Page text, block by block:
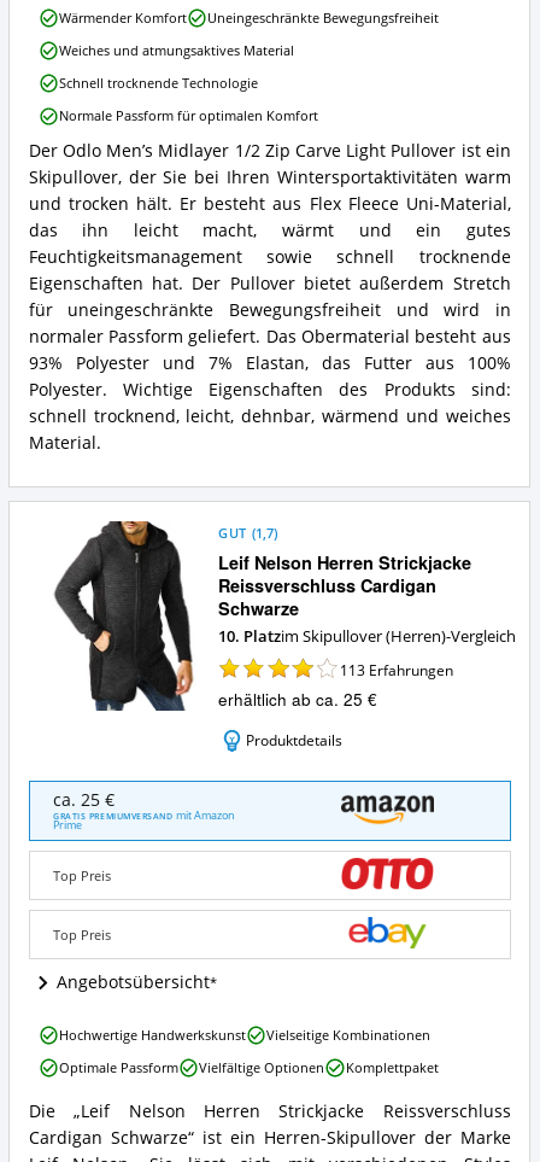
dieser
Skipullover
(Herren)
erhältlich?
Odlo
Herren
Midlayer
1/2
Zip
Carve
Light
Pullover
Zusammenfassung:
Was
bietet
dieser
Skipullover
(Herren)?
Der Odlo Men’s Midlayer 1/2 Zip Carve Light Pullover ist ein
Skipullover, der Sie bei Ihren Wintersportaktivitäten warm
und trocken hält. Er besteht aus Flex Fleece Uni-Material,
das ihn leicht macht, wärmt und ein gutes
Feuchtigkeitsmanagement sowie schnell trocknende
Eigenschaften hat. Der Pullover bietet außerdem Stretch
für uneingeschränkte Bewegungsfreiheit und wird in
normaler Passform geliefert. Das Obermaterial besteht aus
93% Polyester und 7% Elastan, das Futter aus 100%
Polyester. Wichtige Eigenschaften des Produkts sind:
schnell trocknend, leicht, dehnbar, wärmend und weiches
Material.
Odlo
Herren
Midlayer
1/2
Zip
Carve
Light
Pullover
Vorteile:
Was
spricht
für
diesen
Skipullover
(Herren)?
Wärmender Komfort
Uneingeschränkte Bewegungsfreiheit
Weiches und atmungsaktives Material
Schnell trocknende Technologie
Normale Passform für optimalen Komfort
Leif Nelson Herren Strickjacke
Reissverschluss Cardigan
Schwarze
GUT (1,7)
10. Platzim Skipullover (Herren)-Vergleich
113 Erfahrungen
erhältlich ab ca. 25 €
Produktdetails
Leif
Nelson
Herren
Strickjacke
Reissverschluss
Cardigan
Angebote:
Wo
ist
Skipullover
(Herren)
erhältlich?
ca. 25 €
GRATIS PREMIUMVERSAND mit Amazon
Prime
Top Preis
Top Preis
Angebotsübersicht
Leif
Nelson
Die „Leif Nelson Herren Strickjacke Reissverschluss
Cardigan Schwarze“ ist ein Herren-Skipullover der Marke
Leif
Nelson
Herren
Reissverschluss
Cardigan
Hochwertige Handwerkskunst
Vielseitige Kombinationen
Optimale Passform
Vielfältige Optionen Komplettpaket